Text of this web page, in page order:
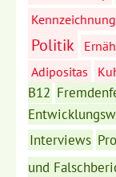
Politik
Adipositas
B12
Interviews
und